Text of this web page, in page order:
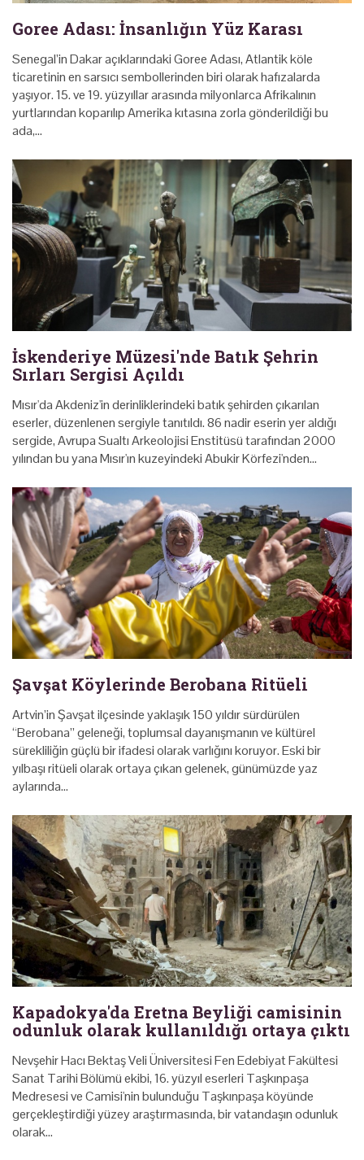
Goree Adası: İnsanlığın Yüz Karası
Senegal’in Dakar açıklarındaki Goree Adası, Atlantik köle
ticaretinin en sarsıcı sembollerinden biri olarak hafızalarda
yaşıyor. 15. ve 19. yüzyıllar arasında milyonlarca Afrikalının
yurtlarından koparılıp Amerika kıtasına zorla gönderildiği bu
ada,…
İskenderiye Müzesi'nde Batık Şehrin
Sırları Sergisi Açıldı
Mısır'da Akdeniz'in derinliklerindeki batık şehirden çıkarılan
eserler, düzenlenen sergiyle tanıtıldı. 86 nadir eserin yer aldığı
sergide, Avrupa Sualtı Arkeolojisi Enstitüsü tarafından 2000
yılından bu yana Mısır'ın kuzeyindeki Abukir Körfezi'nden…
Şavşat Köylerinde Berobana Ritüeli
Artvin’in Şavşat ilçesinde yaklaşık 150 yıldır sürdürülen
“Berobana” geleneği, toplumsal dayanışmanın ve kültürel
sürekliliğin güçlü bir ifadesi olarak varlığını koruyor. Eski bir
yılbaşı ritüeli olarak ortaya çıkan gelenek, günümüzde yaz
aylarında…
Kapadokya'da Eretna Beyliği camisinin
odunluk olarak kullanıldığı ortaya çıktı
Nevşehir Hacı Bektaş Veli Üniversitesi Fen Edebiyat Fakültesi
Sanat Tarihi Bölümü ekibi, 16. yüzyıl eserleri Taşkınpaşa
Medresesi ve Camisi'nin bulunduğu Taşkınpaşa köyünde
gerçekleştirdiği yüzey araştırmasında, bir vatandaşın odunluk
olarak…